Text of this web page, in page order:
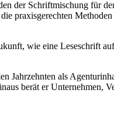
der Schriftmischung für
praxisgerechten
wie eine Leseschrift
Jahrzehnten als
berät er Unternehmen,